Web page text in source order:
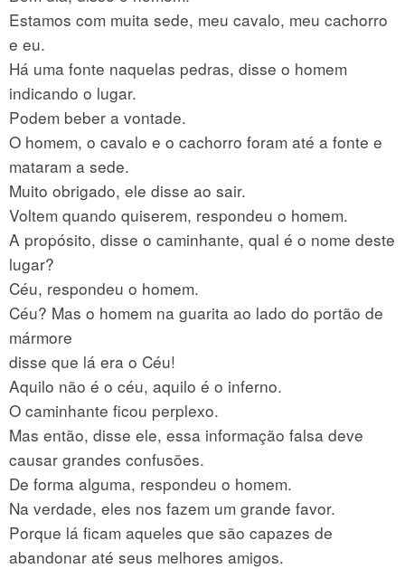
Estamos com muita sede, meu cavalo, meu cachorro
e eu.
Há uma fonte naquelas pedras, disse o homem
indicando o lugar.
Podem beber a vontade.
O homem, o cavalo e o cachorro foram até a fonte e
mataram a sede.
Muito obrigado, ele disse ao sair.
Voltem quando quiserem, respondeu o homem.
A propósito, disse o caminhante, qual é o nome deste
lugar?
Céu, respondeu o homem.
Céu? Mas o homem na guarita ao lado do portão de
mármore
disse que lá era o Céu!
Aquilo não é o céu, aquilo é o inferno.
O caminhante ficou perplexo.
Mas então, disse ele, essa informação falsa deve
causar grandes confusões.
De forma alguma, respondeu o homem.
Na verdade, eles nos fazem um grande favor.
Porque lá ficam aqueles que são capazes de
abandonar até seus melhores amigos.